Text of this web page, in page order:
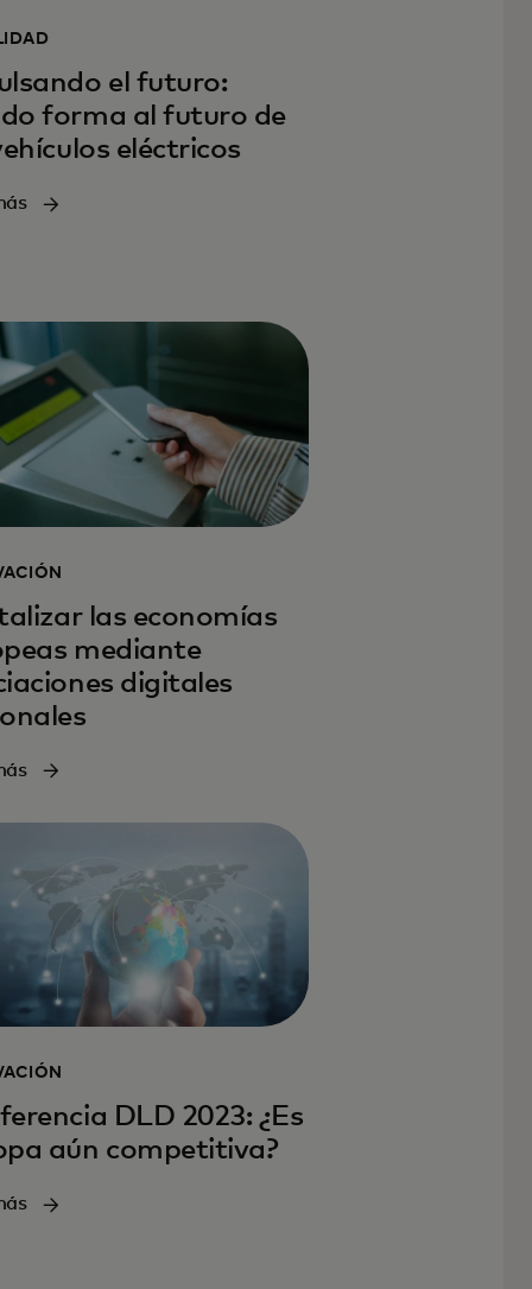
el futuro:
forma al futuro de
eléctricos
las economías
mediante
digitales
DLD 2023: ¿Es
aún competitiva?